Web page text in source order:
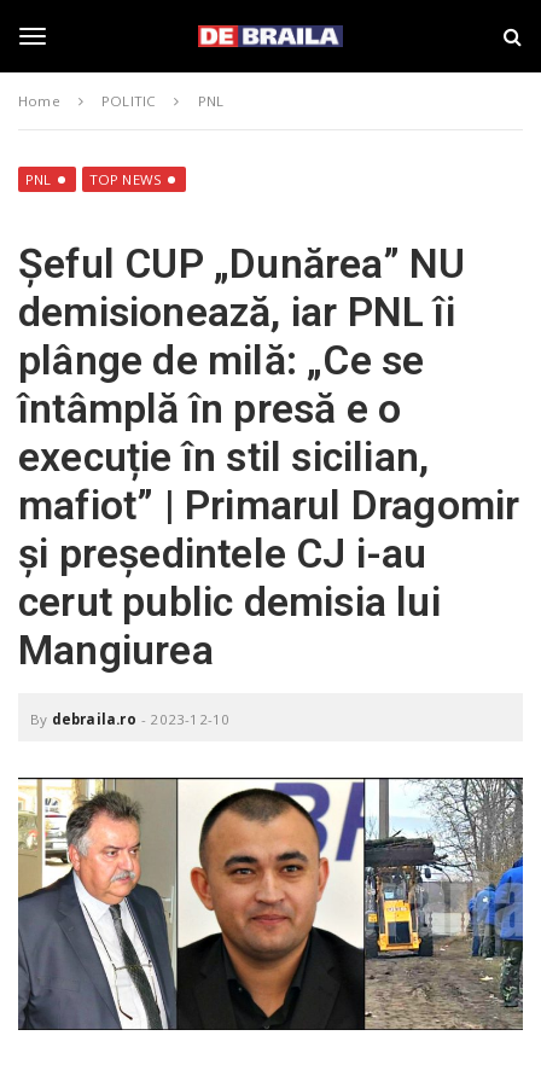
g
l
e
n
a
v
i
g
a
i
i
a
a
–
d
e
b
r
a
i
l
a
.
r
o
Home POLITIC PNL
PNL TOP NEWS
Șeful CUP „Dunărea” NU
demisionează, iar PNL îi
plânge de milă: „Ce se
întâmplă în presă e o
execuție în stil sicilian,
mafiot” | Primarul Dragomir
și președintele CJ i-au
cerut public demisia lui
Mangiurea
By debraila.ro - 2023-12-10